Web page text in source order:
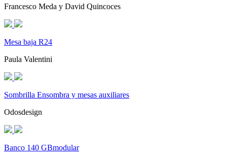
Francesco Meda y David Quincoces
Mesa baja R24
Paula Valentini
Sombrilla Ensombra y mesas auxiliares
Odosdesign
Banco 140 GBmodular